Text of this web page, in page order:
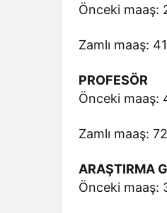
Önceki maaş:
Zamlı maaş:
PROFESÖR
Önceki maaş:
Zamlı maaş:
ARAŞTIRMA
Önceki maaş: